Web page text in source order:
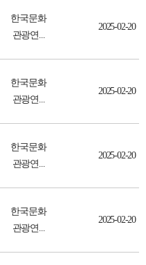
한국문화
관광연...
2025-02-20
한국문화
관광연...
2025-02-20
한국문화
관광연...
2025-02-20
한국문화
관광연...
2025-02-20